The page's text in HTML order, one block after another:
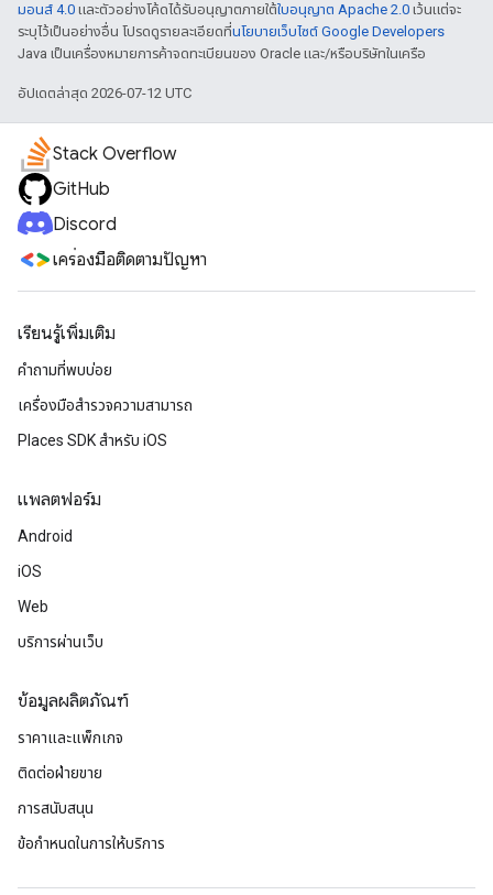
มอนส์ 4.0 และตัวอย่างโค้ดได้รับอนุญาตภายใต้ใบอนุญาต Apache 2.0 เว้นแต่จะ
ระบุไว้เป็นอย่างอื่น โปรดดูรายละเอียดที่นโยบายเว็บไซต์ Google Developers
Java เป็นเครื่องหมายการค้าจดทะเบียนของ Oracle และ/หรือบริษัทในเครือ
อัปเดตล่าสุด 2026-07-12 UTC
Stack Overflow
GitHub
Discord
เครื่องมือติดตามปัญหา
เรียนรู้เพิ่มเติม
คำถามที่พบบ่อย
เครื่องมือสำรวจความสามารถ
Places SDK สำหรับ iOS
แพลตฟอร์ม
Android
iOS
Web
บริการผ่านเว็บ
ข้อมูลผลิตภัณฑ์
ราคาและแพ็กเกจ
ติดต่อฝ่ายขาย
การสนับสนุน
ข้อกำหนดในการให้บริการ